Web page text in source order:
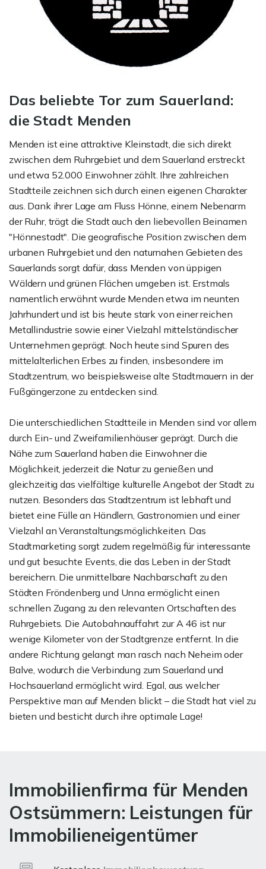
Das beliebte Tor zum Sauerland:
die Stadt Menden
Menden ist eine attraktive Kleinstadt, die sich direkt
zwischen dem Ruhrgebiet und dem Sauerland erstreckt
und etwa 52.000 Einwohner zählt. Ihre zahlreichen
Stadtteile zeichnen sich durch einen eigenen Charakter
aus. Dank ihrer Lage am Fluss Hönne, einem Nebenarm
der Ruhr, trägt die Stadt auch den liebevollen Beinamen
"Hönnestadt". Die geografische Position zwischen dem
urbanen Ruhrgebiet und den naturnahen Gebieten des
Sauerlands sorgt dafür, dass Menden von üppigen
Wäldern und grünen Flächen umgeben ist. Erstmals
namentlich erwähnt wurde Menden etwa im neunten
Jahrhundert und ist bis heute stark von einer reichen
Metallindustrie sowie einer Vielzahl mittelständischer
Unternehmen geprägt. Noch heute sind Spuren des
mittelalterlichen Erbes zu finden, insbesondere im
Stadtzentrum, wo beispielsweise alte Stadtmauern in der
Fußgängerzone zu entdecken sind.
Die unterschiedlichen Stadtteile in Menden sind vor allem
durch Ein- und Zweifamilienhäuser geprägt. Durch die
Nähe zum Sauerland haben die Einwohner die
Möglichkeit, jederzeit die Natur zu genießen und
gleichzeitig das vielfältige kulturelle Angebot der Stadt zu
nutzen. Besonders das Stadtzentrum ist lebhaft und
bietet eine Fülle an Händlern, Gastronomien und einer
Vielzahl an Veranstaltungsmöglichkeiten. Das
Stadtmarketing sorgt zudem regelmäßig für interessante
und gut besuchte Events, die das Leben in der Stadt
bereichern. Die unmittelbare Nachbarschaft zu den
Städten Fröndenberg und Unna ermöglicht einen
schnellen Zugang zu den relevanten Ortschaften des
Ruhrgebiets. Die Autobahnauffahrt zur A 46 ist nur
wenige Kilometer von der Stadtgrenze entfernt. In die
andere Richtung gelangt man rasch nach Neheim oder
Balve, wodurch die Verbindung zum Sauerland und
Hochsauerland ermöglicht wird. Egal, aus welcher
Perspektive man auf Menden blickt – die Stadt hat viel zu
bieten und besticht durch ihre optimale Lage!
Immobilienfirma für Menden
Ostsümmern: Leistungen für
Immobilieneigentümer